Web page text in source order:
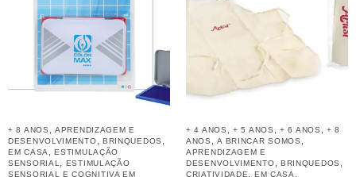
+ 8 ANOS ,APRENDIZAGEM E
DESENVOLVIMENTO
BRINQUEDOS
EM CASA ,ESTIMULAÇÃO
SENSORIAL
ESTIMULAÇÃO
SENSORIAL E COGNITIVA EM
+ 4 ANOS ,+ 5 ANOS ,+ 6 ANOS ,+ 8
ANOS
,A BRINCAR SOMOS
APRENDIZAGEM E
DESENVOLVIMENTO
BRINQUEDOS
CRIATIVIDADE EM CASA